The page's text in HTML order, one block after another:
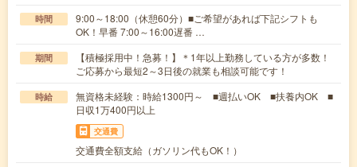
時間
9:00～18:00（休憩60分）■ご希望があれば下記シフトも
OK！早番 7:00～16:00遅番 …
期間
【積極採用中！急募！】＊1年以上勤務している方が多数！
ご応募から最短2～3日後の就業も相談可能です！
時給
無資格未経験：時給1300円～ ■週払いOK ■扶養内OK ■
日収1万400円以上
交通費
交通費全額支給（ガソリン代もOK！）